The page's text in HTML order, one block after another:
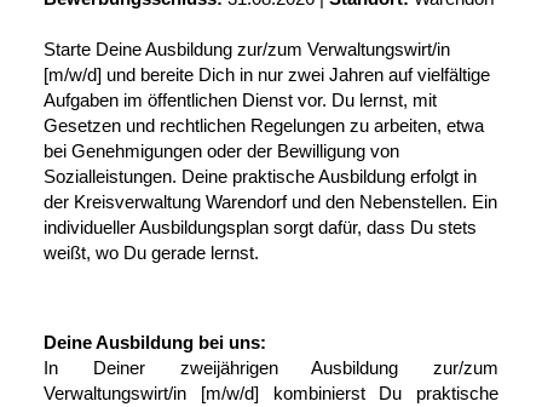
Starte Deine Ausbildung zur/zum Verwaltungswirt/in
[m/w/d] und bereite Dich in nur zwei Jahren auf vielfältige
Aufgaben im öffentlichen Dienst vor. Du lernst, mit
Gesetzen und rechtlichen Regelungen zu arbeiten, etwa
bei Genehmigungen oder der Bewilligung von
Sozialleistungen. Deine praktische Ausbildung erfolgt in
der Kreisverwaltung Warendorf und den Nebenstellen. Ein
individueller Ausbildungsplan sorgt dafür, dass Du stets
weißt, wo Du gerade lernst.
Deine Ausbildung bei uns:
In Deiner zweijährigen Ausbildung zur/zum
Verwaltungswirt/in [m/w/d] kombinierst Du praktische